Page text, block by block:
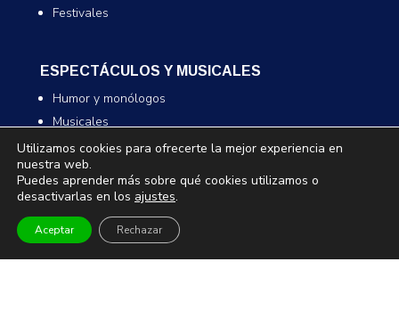
Festivales
ESPECTÁCULOS Y MUSICALES
Humor y monólogos
Musicales
Infantil y familiar
Magia
TEATRO Y DANZA
Utilizamos cookies para ofrecerte la mejor experiencia en
nuestra web.
Puedes aprender más sobre qué cookies utilizamos o
desactivarlas en los ajustes.
Aceptar Rechazar